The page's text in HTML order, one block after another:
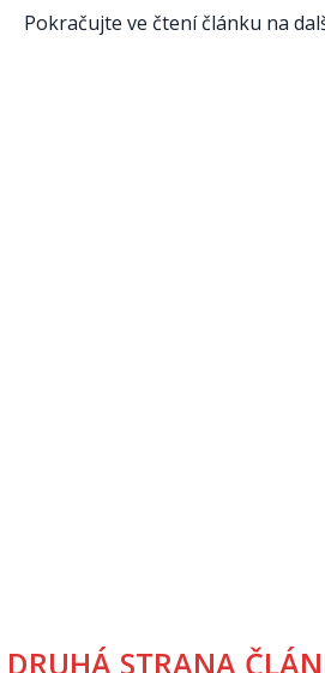
Pokračujte ve čtení článku na
DRUHÁ STRANA